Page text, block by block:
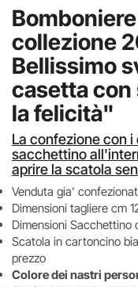
collezione
Bellissimo
casetta
la felicità"
La confezione con
sacchettino
aprire la scatola
Venduta gia'
Dimensioni tagliere cm
Dimensioni Sacchettino
Scatola in cartoncino
prezzo
Colore dei nastri